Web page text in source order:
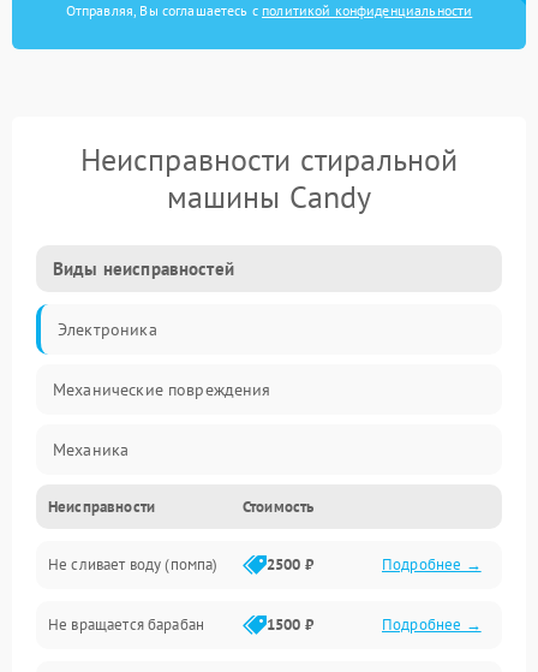
Отправляя, Вы соглашаетесь с политикой конфиденциальности
Неисправности стиральной
машины Candy
Виды неисправностей
Электроника
Механические повреждения
Механика
Электропитание
Водоснабжение
Слив
Неисправности Стоимость
Не сливает воду (помпа) 2500 ₽ Подробнее →
Не вращается барабан 1500 ₽ Подробнее →